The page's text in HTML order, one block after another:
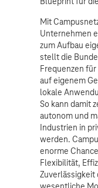
Mit
Unternehmen
zum Aufbau
stellt die
Frequenzen
auf eigenem
lokale
So kann damit
autonom und
Industrien in
werden.
enorme
Flexibilität,
Zuverlässigkeit